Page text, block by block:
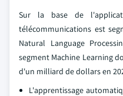
Sur la base de
télécommunications est
Natural Language
segment Machine Learning
d'un milliard de dollars en
L'apprentissage